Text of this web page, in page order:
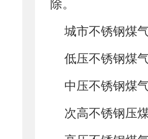
除。
城市不锈钢煤
低压不锈钢煤
中压不锈钢煤
次高不锈钢压